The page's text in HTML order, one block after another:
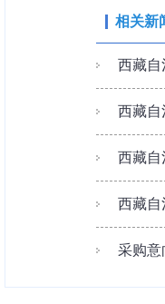
相关新
西藏自
西藏自
西藏自
西藏自
采购意